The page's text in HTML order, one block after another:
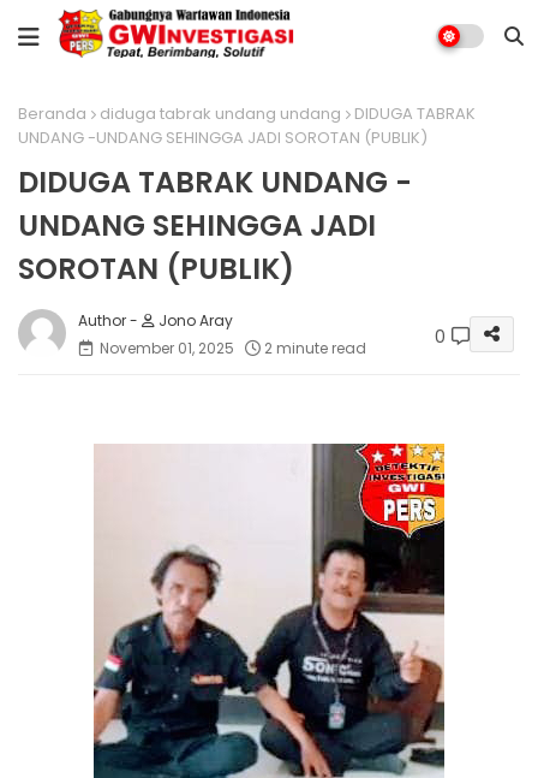
Beranda diduga tabrak undang undang
DIDUGA TABRAK
UNDANG -UNDANG SEHINGGA JADI SOROTAN (PUBLIK)
DIDUGA TABRAK UNDANG -
UNDANG SEHINGGA JADI
SOROTAN (PUBLIK)
Jono Aray
November 01, 2025
2 minute read 0